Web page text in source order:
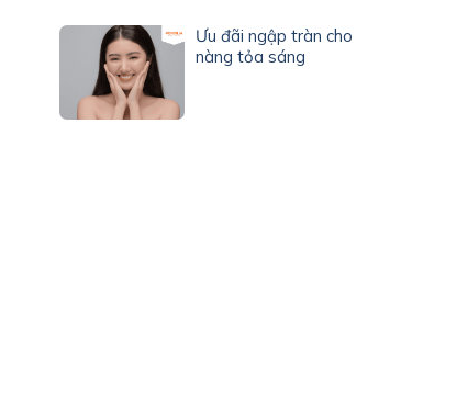
Ưu đãi ngập tràn cho
nàng tỏa sáng